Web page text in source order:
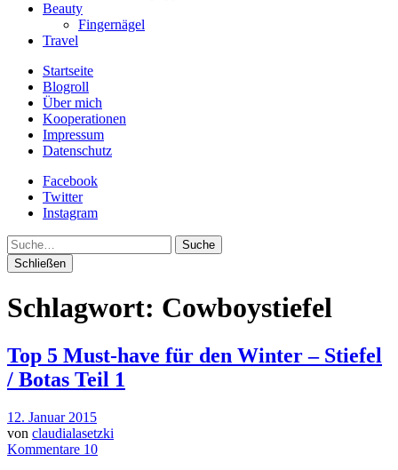
Beauty
Fingernägel
Travel
Startseite
Blogroll
Über mich
Kooperationen
Impressum
Datenschutz
Facebook
Twitter
Instagram
Suche
Schließen
Schlagwort: Cowboystiefel
Top 5 Must-have für den Winter – Stiefel
/ Botas Teil 1
12. Januar 2015
von claudialasetzki
Kommentare 10